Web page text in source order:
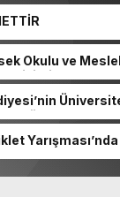
Okulu ve
gün 7 Ağustos.